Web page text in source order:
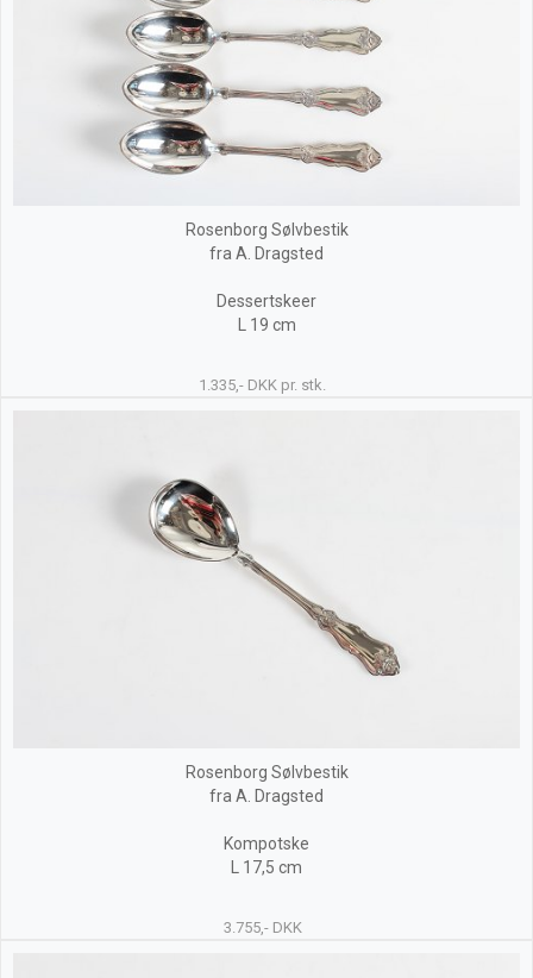
Rosenborg Sølvbestik
fra A. Dragsted
Dessertskeer
L 19 cm
1.335,- DKK pr. stk.
Rosenborg Sølvbestik
fra A. Dragsted
Kompotske
L 17,5 cm
3.755,- DKK